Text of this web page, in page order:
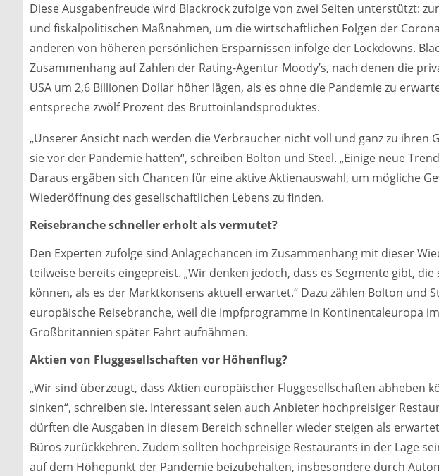
Diese Ausgabenfreude wird Blackrock zufolge von zwei Seiten unterstützt:
und fiskalpolitischen Maßnahmen, um die wirtschaftlichen Folgen der
anderen von höheren persönlichen Ersparnissen infolge der Lockdowns.
Zusammenhang auf Zahlen der Rating-Agentur Moody’s, nach denen die
USA um 2,6 Billionen Dollar höher lägen, als es ohne die Pandemie zu
entspreche zwölf Prozent des Bruttoinlandsproduktes.
„Unserer Ansicht nach werden die Verbraucher nicht voll und ganz zu ihren
sie vor der Pandemie hatten“, schreiben Bolton und Steel. „Einige neue
Daraus ergäben sich Chancen für eine aktive Aktienauswahl, um mögliche
Wiederöffnung des gesellschaftlichen Lebens zu finden.
Reisebranche schneller erholt als vermutet?
Den Experten zufolge sind Anlagechancen im Zusammenhang mit dieser
teilweise bereits eingepreist. „Wir denken jedoch, dass es Segmente gibt,
können, als es der Marktkonsens aktuell erwartet.“ Dazu zählen Bolton und
europäische Reisebranche, weil die Impfprogramme in Kontinentaleuropa
Großbritannien später Fahrt aufnähmen.
Aktien von Fluggesellschaften vor Höhenflug?
„Wir sind überzeugt, dass Aktien europäischer Fluggesellschaften abheben
sinken“, schreiben sie. Interessant seien auch Anbieter hochpreisiger
dürften die Ausgaben in diesem Bereich schneller wieder steigen als
Büros zurückkehren. Zudem sollten hochpreisige Restaurants in der Lage
auf dem Höhepunkt der Pandemie beizubehalten, insbesondere durch